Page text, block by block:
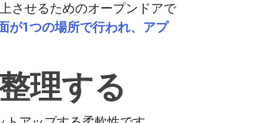
させるためのオープンドアで
が1つの場所で行われ、アプ
理する